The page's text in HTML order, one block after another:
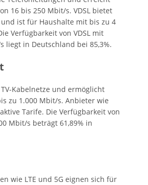
16 bis 250 Mbit/s. VDSL bietet
ist für Haushalte mit bis zu 4
Verfügbarkeit von VDSL mit
liegt in Deutschland bei 85,3%.
Kabelnetze und ermöglicht
zu 1.000 Mbit/s. Anbieter wie
Tarife. Die Verfügbarkeit von
Mbit/s beträgt 61,89% in
wie LTE und 5G eignen sich für